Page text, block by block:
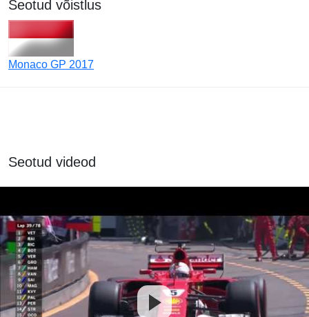
Seotud võistlus
Monaco GP 2017
Seotud videod